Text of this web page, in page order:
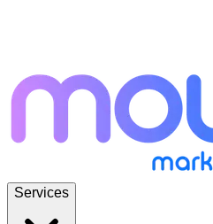
Services